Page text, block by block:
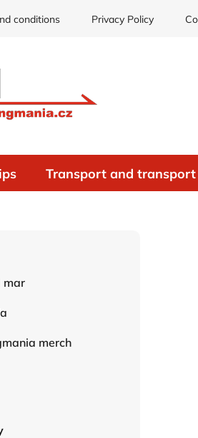
conditions Privacy Policy
Transport and transport
mar
merch